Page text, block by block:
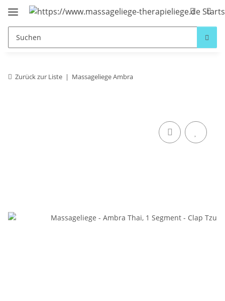
Zurück zur Liste Massageliege Ambra